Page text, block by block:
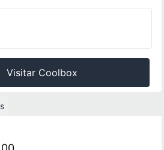
Visitar Coolbox